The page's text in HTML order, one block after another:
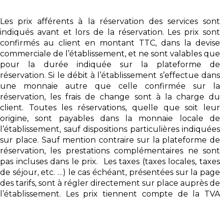
Les prix afférents à la réservation des services sont
indiqués avant et lors de la réservation. Les prix sont
confirmés au client en montant TTC, dans la devise
commerciale de l’établissement, et ne sont valables que
pour la durée indiquée sur la plateforme de
réservation. Si le débit à l’établissement s’effectue dans
une monnaie autre que celle confirmée sur la
réservation, les frais de change sont à la charge du
client. Toutes les réservations, quelle que soit leur
origine, sont payables dans la monnaie locale de
l’établissement, sauf dispositions particulières indiquées
sur place. Sauf mention contraire sur la plateforme de
réservation, les prestations complémentaires ne sont
pas incluses dans le prix. Les taxes (taxes locales, taxes
de séjour, etc. …) le cas échéant, présentées sur la page
des tarifs, sont à régler directement sur place auprès de
l’établissement. Les prix tiennent compte de la TVA